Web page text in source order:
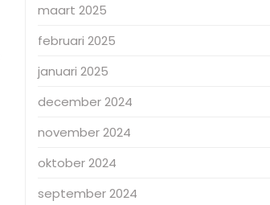
maart 2025
februari 2025
januari 2025
december 2024
november 2024
oktober 2024
september 2024